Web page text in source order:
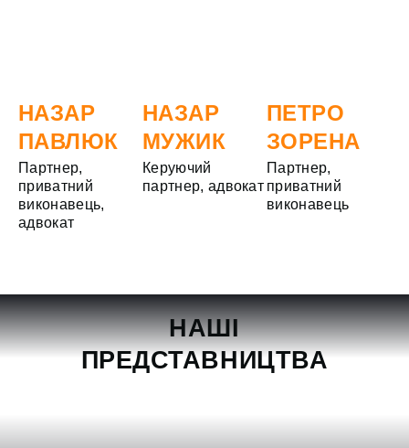
НАЗАР
ПАВЛЮК
Партнер,
приватний
виконавець,
адвокат
НАЗАР
МУЖИК
Керуючий
партнер, адвокат
ПЕТРО
ЗОРЕНА
Партнер,
приватний
виконавець
НАШІ
ПРЕДСТАВНИЦТВА